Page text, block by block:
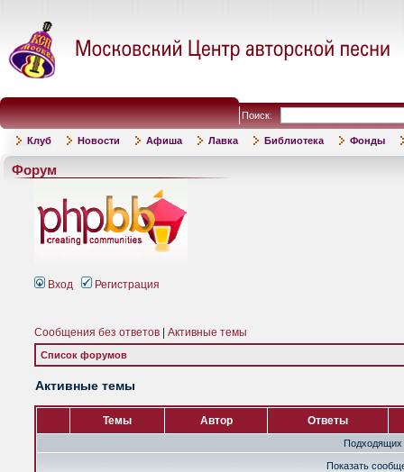
Поиск:
Клуб Новости Афиша Лавка Библиотека Фонды
Форум
Вход Регистрация
Сообщения без ответов Активные темы
Список форумов
Активные темы
Темы Автор Ответы
Подходящих
Показать